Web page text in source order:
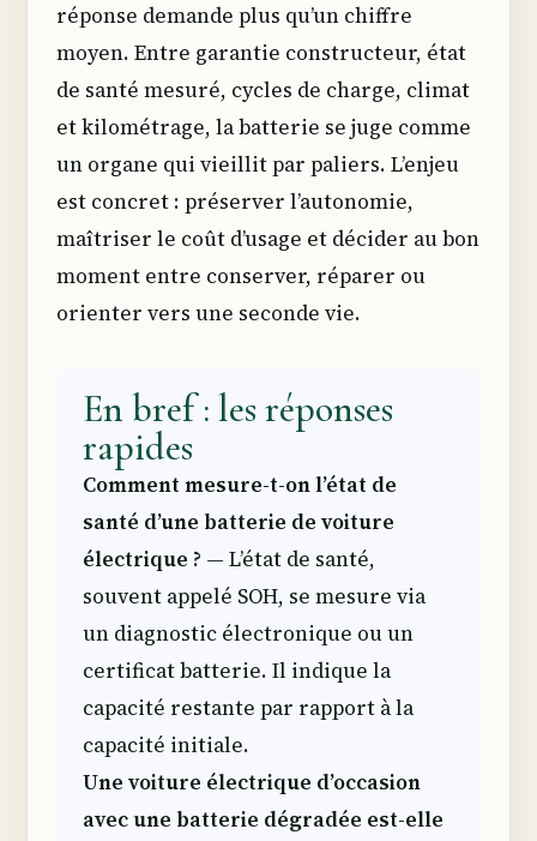
réponse demande plus qu’un chiffre
moyen. Entre garantie constructeur, état
de santé mesuré, cycles de charge, climat
et kilométrage, la batterie se juge comme
un organe qui vieillit par paliers. L’enjeu
est concret : préserver l’autonomie,
maîtriser le coût d’usage et décider au bon
moment entre conserver, réparer ou
orienter vers une seconde vie.
En bref : les réponses
rapides
Comment mesure-t-on l’état de
santé d’une batterie de voiture
électrique ? — L’état de santé,
souvent appelé SOH, se mesure via
un diagnostic électronique ou un
certificat batterie. Il indique la
capacité restante par rapport à la
capacité initiale.
Une voiture électrique d’occasion
avec une batterie dégradée est-elle